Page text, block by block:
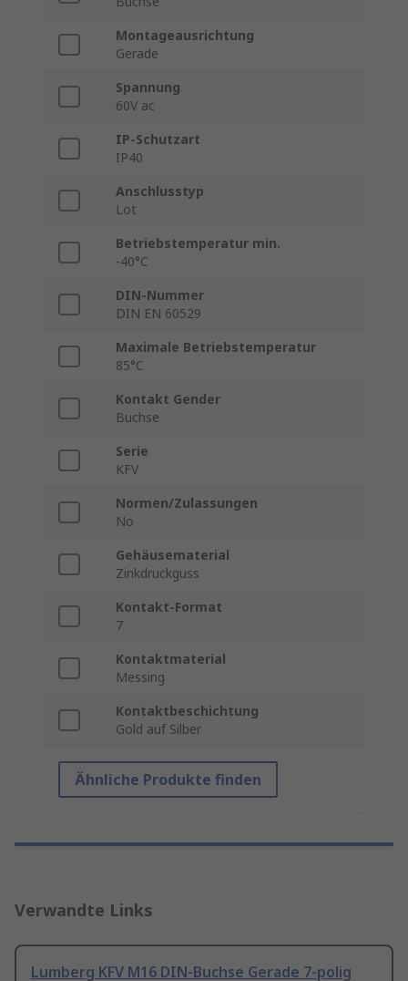
Montageausrichtung
Gerade
Spannung
60V ac
IP-Schutzart
IP40
Anschlusstyp
Lot
Betriebstemperatur min.
-40°C
DIN-Nummer
DIN EN 60529
Maximale Betriebstemperatur
85°C
Kontakt Gender
Buchse
Serie
KFV
Normen/Zulassungen
No
Gehäusematerial
Zinkdruckguss
Kontakt-Format
7
Kontaktmaterial
Messing
Kontaktbeschichtung
Gold auf Silber
Ähnliche Produkte finden
Verwandte Links
Lumberg KFV M16 DIN-Buchse Gerade 7-polig